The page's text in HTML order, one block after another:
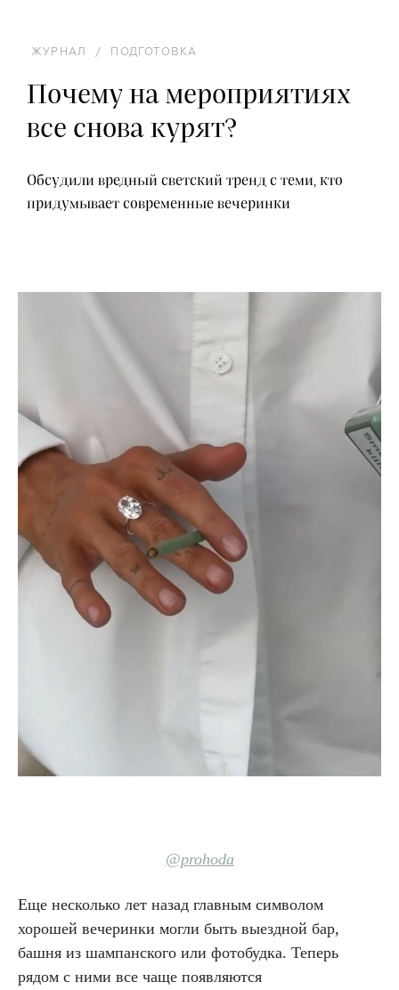
ЖУРНАЛ / ПОДГОТОВКА
Почему на мероприятиях
все снова курят?
Обсудили вредный светский тренд с теми, кто
придумывает современные вечеринки
@prohoda
Еще несколько лет назад главным символом
хорошей вечеринки могли быть выездной бар,
башня из шампанского или фотобудка. Теперь
рядом с ними все чаще появляются